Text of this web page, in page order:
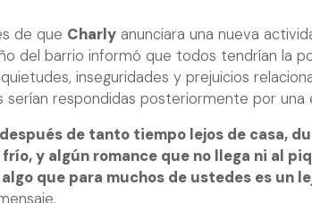
de que Charly anunciara una nueva
del barrio informó que todos tendrían la
inseguridades y prejuicios
serían respondidas posteriormente por una
de tanto tiempo lejos de casa,
y algún romance que no llega ni al
que para muchos de ustedes es un